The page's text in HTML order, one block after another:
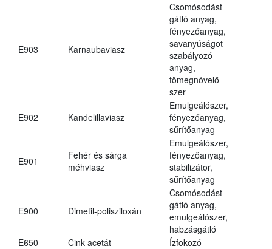
E903 Karnaubaviasz
Csomósodást
gátló anyag,
fényezőanyag,
savanyúságot
szabályozó
anyag,
tömegnövelő
szer
E902 Kandelillaviasz
Emulgeálószer,
fényezőanyag,
sűrítőanyag
E901
Fehér és sárga
méhviasz
Emulgeálószer,
fényezőanyag,
stabilizátor,
sűrítőanyag
E900 Dimetil-polisziloxán
Csomósodást
gátló anyag,
emulgeálószer,
habzásgátló
E650
Cink-acetát
Ízfokozó